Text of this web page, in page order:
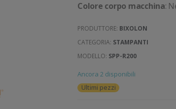
Colore corpo macchina:
PRODUTTORE: BIXOLON
CATEGORIA: STAMPANTI
MODELLO: SPP-R200
Ancora 2 disponibili
Ultimi pezzi